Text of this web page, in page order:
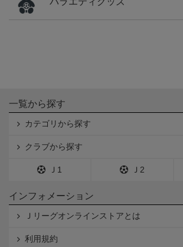
一覧から探す
カテゴリから探す
クラブから探す
Ｊ1 Ｊ2
インフォメーション
Ｊリーグオンラインストアとは
利用規約